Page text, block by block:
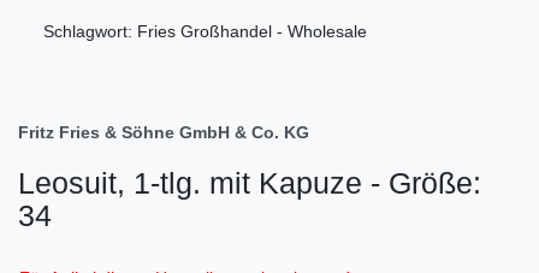
Schlagwort: Fries Großhandel - Wholesale
Fritz Fries & Söhne GmbH & Co. KG
Leosuit, 1-tlg. mit Kapuze - Größe:
34